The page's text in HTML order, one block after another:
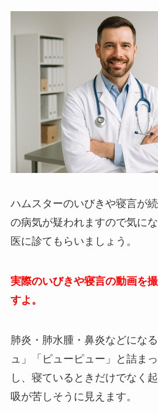
ハムスターのいびきや寝言が
の病気が疑われますので気に
医に診てもらいましょう。
実際のいびきや寝言の動画を
すよ。
肺炎・肺水腫・鼻炎などにな
ュ」「ピューピュー」と詰ま
し、寝ているときだけでなく
吸が苦しそうに見えます。